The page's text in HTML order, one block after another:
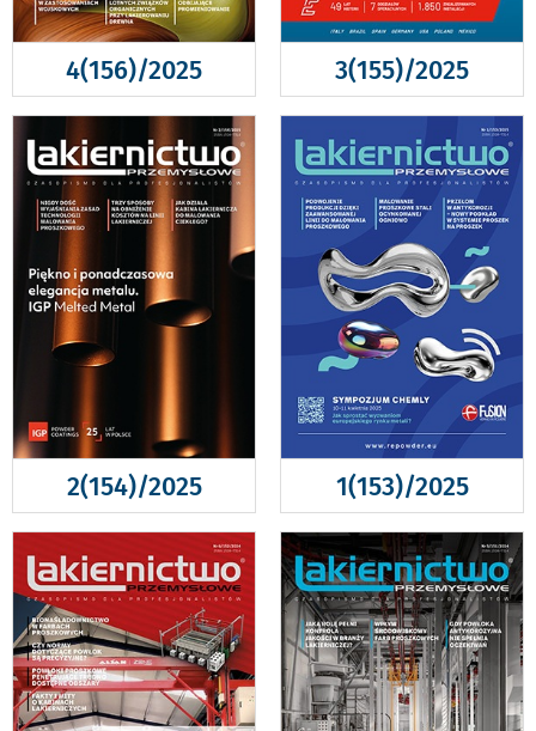
4(156)/2025 3(155)/2025
2(154)/2025 1(153)/2025